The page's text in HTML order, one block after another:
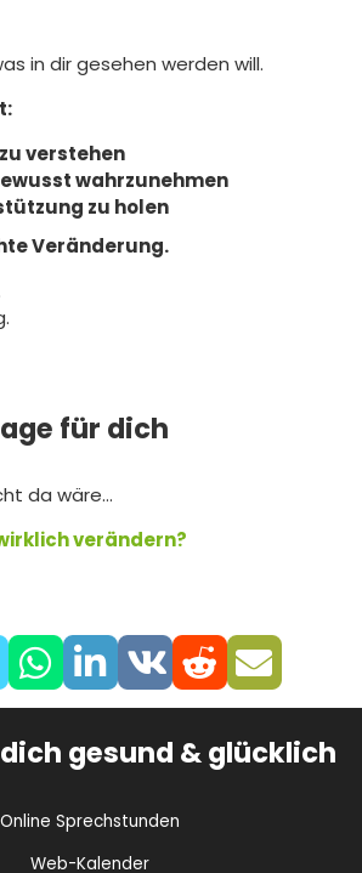
in dir gesehen werden will.
verstehen
wahrzunehmen
zu holen
Veränderung.
für dich
da wäre…
verändern?
gesund & glücklich
Online Sprechstunden
Web-Kalender